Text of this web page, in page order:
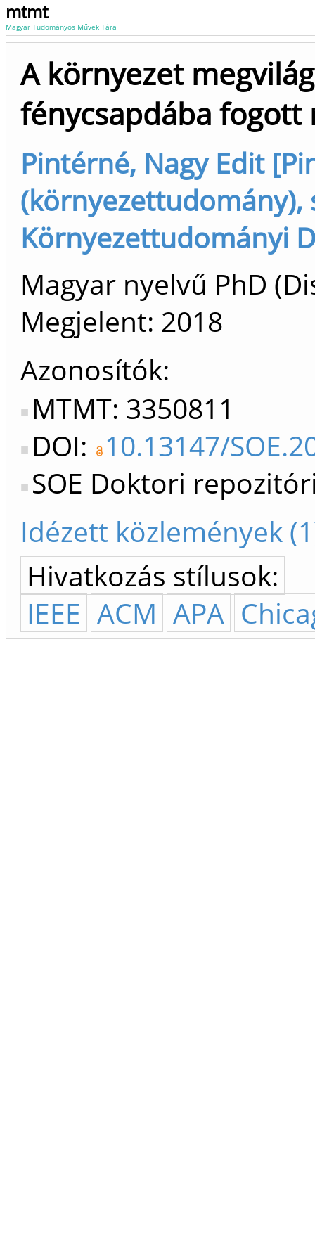
mtmt
Magyar Tudományos Művek Tára
A környezet
fénycsapdába fogott
Pintérné, Nagy Edit
(környezettudomány),
Környezettudományi
Magyar nyelvű PhD
Megjelent: 2018
Azonosítók
MTMT: 3350811
DOI: 10.13147/
SOE Doktori
Idézett közlemények
Hivatkozás stílusok:
IEEE ACM APA